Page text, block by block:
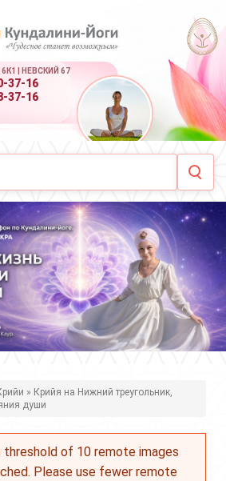
| НЕВСКИЙ 67
37-16
37-16
» Крийя на Нижний треугольник,
души
threshold of 10 remote images
Please use fewer remote